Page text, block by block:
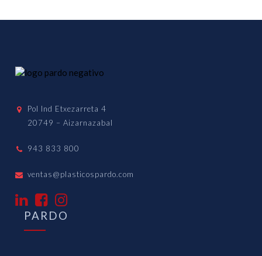
Pol Ind Etxezarreta 4
20749 – Aizarnazabal
943 833 800
ventas@plasticospardo.com
PARDO